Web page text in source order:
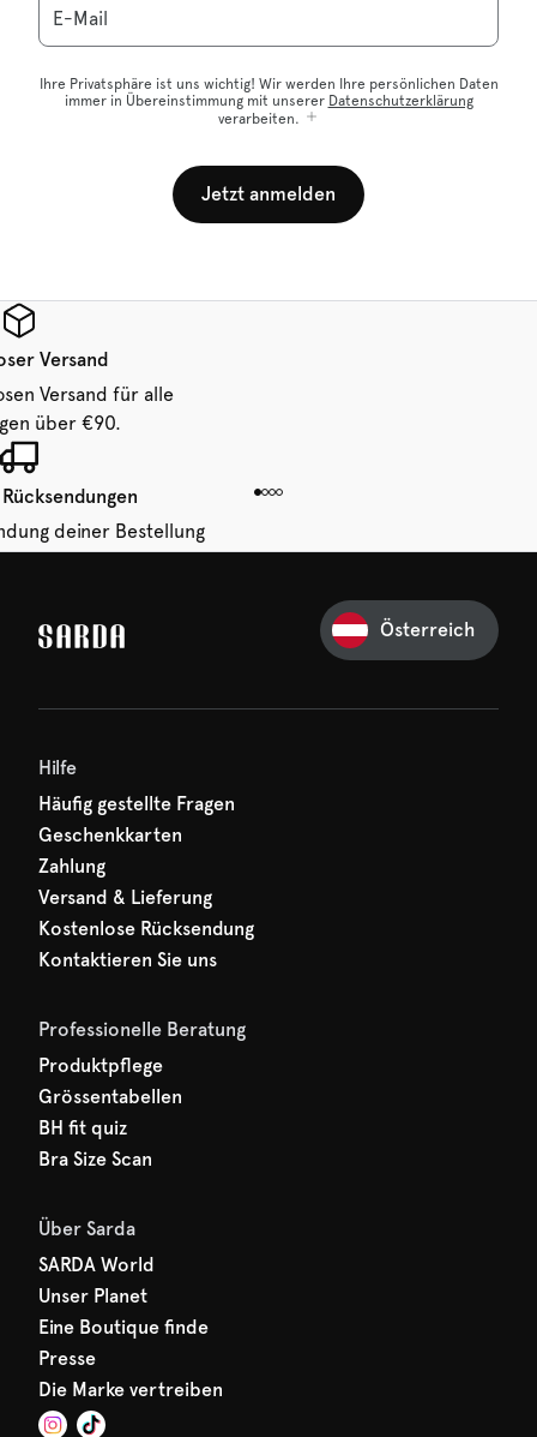
E-Mail
Ihre Privatsphäre ist uns wichtig! Wir werden Ihre persönlichen Daten
immer in Übereinstimmung mit unserer Datenschutzerklärung
verarbeiten.
Jetzt anmelden
Versand
Versand für alle
über €90.
deiner Bestellung
14 Tagen.
erste Bestellung
Österreich
Hilfe
Häufig gestellte Fragen
Geschenkkarten
Zahlung
Versand & Lieferung
Kostenlose Rücksendung
Kontaktieren Sie uns
Professionelle Beratung
Produktpflege
Grössentabellen
BH fit quiz
Bra Size Scan
Über Sarda
SARDA World
Unser Planet
Eine Boutique finde
Presse
Die Marke vertreiben